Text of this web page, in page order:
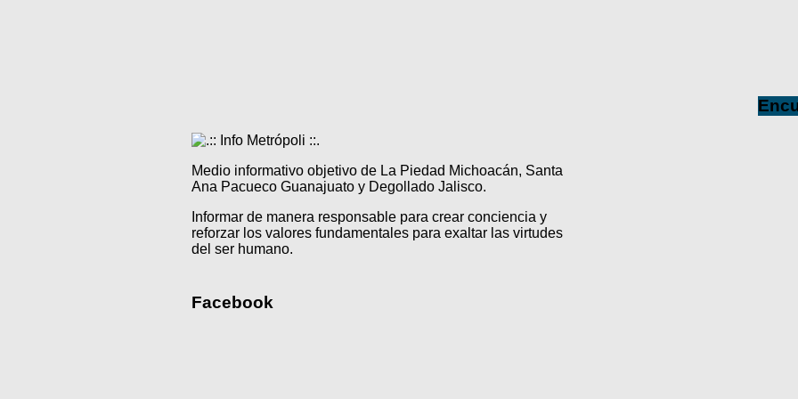
Medio informativo objetivo de La Piedad Michoacán, Santa
Ana Pacueco Guanajuato y Degollado Jalisco.
Informar de manera responsable para crear conciencia y
reforzar los valores fundamentales para exaltar las virtudes
del ser humano.
Facebook